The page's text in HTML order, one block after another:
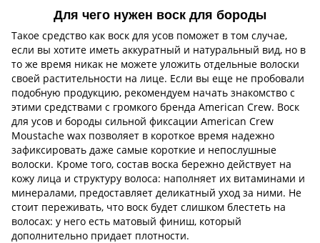
Для чего нужен воск для бороды
Такое средство как воск для усов поможет в том случае,
если вы хотите иметь аккуратный и натуральный вид, но в
то же время никак не можете уложить отдельные волоски
своей растительности на лице. Если вы еще не пробовали
подобную продукцию, рекомендуем начать знакомство с
этими средствами с громкого бренда American Crew. Воск
для усов и бороды сильной фиксации American Crew
Moustache wax позволяет в короткое время надежно
зафиксировать даже самые короткие и непослушные
волоски. Кроме того, состав воска бережно действует на
кожу лица и структуру волоса: наполняет их витаминами и
минералами, предоставляет деликатный уход за ними. Не
стоит переживать, что воск будет слишком блестеть на
волосах: у него есть матовый финиш, который
дополнительно придает плотности.